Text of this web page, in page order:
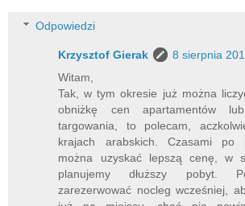
Odpowiedzi
Krzysztof Gierak
8 sierpnia
Witam,
Tak, w tym okresie już można
obniżkę cen apartamentów
targowania, to polecam,
krajach arabskich. Czasami po
można uzyskać lepszą cenę, w
planujemy dłuższy pobyt.
zarezerwować nocleg wcześniej,